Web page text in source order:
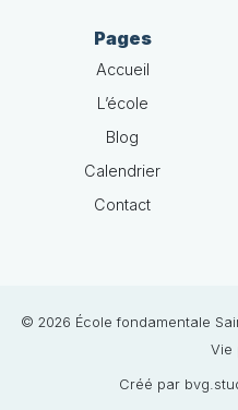
Pages
Accueil
L’école
Blog
Calendrier
Contact
© 2026 École fondamentale
Vie
Créé par